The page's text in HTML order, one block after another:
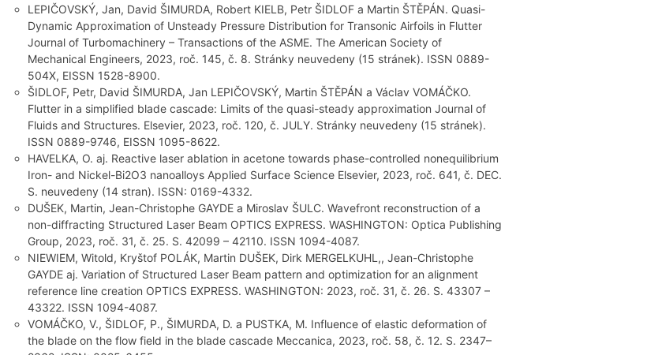
LEPIČOVSKÝ, Jan, David ŠIMURDA, Robert KIELB, Petr ŠIDLOF a Martin ŠTĚPÁN. Quasi-
Dynamic Approximation of Unsteady Pressure Distribution for Transonic Airfoils in Flutter
Journal of Turbomachinery – Transactions of the ASME. The American Society of
Mechanical Engineers, 2023, roč. 145, č. 8. Stránky neuvedeny (15 stránek). ISSN 0889-
504X, EISSN 1528-8900.
ŠIDLOF, Petr, David ŠIMURDA, Jan LEPIČOVSKÝ, Martin ŠTĚPÁN a Václav VOMÁČKO.
Flutter in a simplified blade cascade: Limits of the quasi-steady approximation Journal of
Fluids and Structures. Elsevier, 2023, roč. 120, č. JULY. Stránky neuvedeny (15 stránek).
ISSN 0889-9746, EISSN 1095-8622.
HAVELKA, O. aj. Reactive laser ablation in acetone towards phase-controlled nonequilibrium
Iron- and Nickel-Bi2O3 nanoalloys Applied Surface Science Elsevier, 2023, roč. 641, č. DEC.
S. neuvedeny (14 stran). ISSN: 0169-4332.
DUŠEK, Martin, Jean-Christophe GAYDE a Miroslav ŠULC. Wavefront reconstruction of a
non-diffracting Structured Laser Beam OPTICS EXPRESS. WASHINGTON: Optica Publishing
Group, 2023, roč. 31, č. 25. S. 42099 – 42110. ISSN 1094-4087.
NIEWIEM, Witold, Kryštof POLÁK, Martin DUŠEK, Dirk MERGELKUHL,, Jean-Christophe
GAYDE aj. Variation of Structured Laser Beam pattern and optimization for an alignment
reference line creation OPTICS EXPRESS. WASHINGTON: 2023, roč. 31, č. 26. S. 43307 –
43322. ISSN 1094-4087.
VOMÁČKO, V., ŠIDLOF, P., ŠIMURDA, D. a PUSTKA, M. Influence of elastic deformation of
the blade on the flow field in the blade cascade Meccanica, 2023, roč. 58, č. 12. S. 2347–